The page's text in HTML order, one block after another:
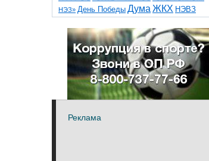
НЭЗ» День Победы Дума ЖКХ НЭВЗ
НчГРЭС ТНТ
благоустройствоветераны выборы
детидороги казаки коррупция космос
общественная палата парк пожар роща
спорт театр транспорт художники
Реклама